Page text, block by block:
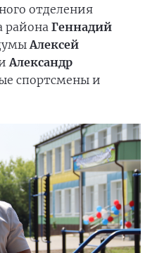
отделения
района Геннадий
Алексей
Александр
спортсмены и